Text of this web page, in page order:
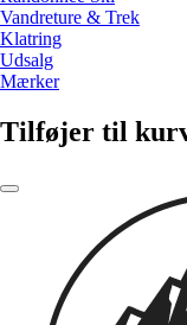
Vandreture & Trek
Klatring
Udsalg
Mærker
Tilføjer til